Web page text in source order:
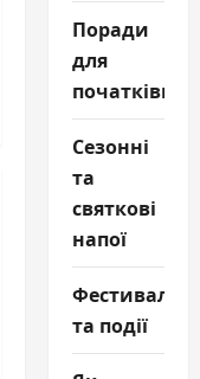
Поради
для
початківців
Сезонні
та
святкові
напої
Фестивалі
та події